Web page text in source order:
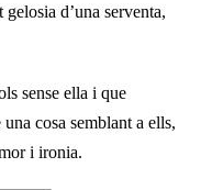
d’una serventa,
sense ella i que
cosa semblant a ells,
i ironia.